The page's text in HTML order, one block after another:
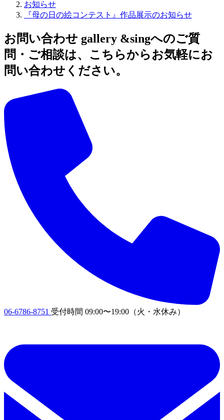
お知らせ
『母の日の絵コンテスト』作品展示のお知らせ
お問い合わせ gallery &singへのご質
問・ご相談は、こちらからお気軽にお
問い合わせください。
06-6786-8751 受付時間 09:00〜19:00 （火・水休み）